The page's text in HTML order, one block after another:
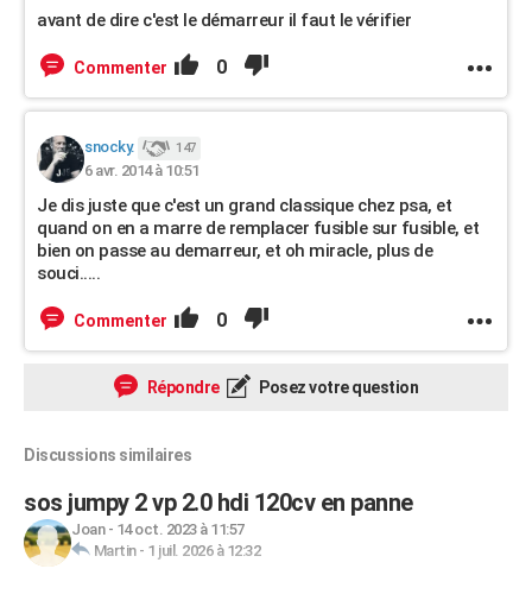
avant de dire c'est le démarreur il faut le vérifier
Commenter 0
snocky. 147
6 avr. 2014 à 10:51
Je dis juste que c'est un grand classique chez psa, et
quand on en a marre de remplacer fusible sur fusible, et
bien on passe au demarreur, et oh miracle, plus de
souci.....
Commenter 0
Répondre Posez votre question
Discussions similaires
sos jumpy 2 vp 2.0 hdi 120cv en panne
Joan- 14 oct. 2023 à 11:57
Martin- 1 juil. 2026 à 12:32